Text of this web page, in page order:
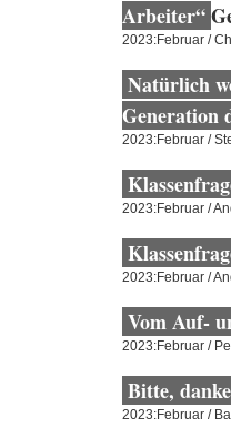
Arbeiter“
2023:Februar /
Natürlich
Generation
2023:Februar /
2023:Februar /
2023:Februar /
Vom Auf-
2023:Februar /
Bitte,
2023:Februar /